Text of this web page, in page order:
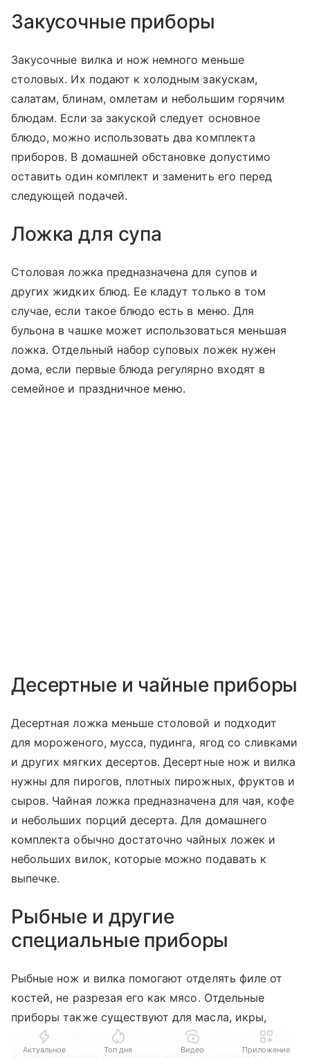
Закусочные приборы
Закусочные вилка и нож немного меньше
столовых. Их подают к холодным закускам,
салатам, блинам, омлетам и небольшим горячим
блюдам. Если за закуской следует основное
блюдо, можно использовать два комплекта
приборов. В домашней обстановке допустимо
оставить один комплект и заменить его перед
следующей подачей.
Ложка для супа
Столовая ложка предназначена для супов и
других жидких блюд. Ее кладут только в том
случае, если такое блюдо есть в меню. Для
бульона в чашке может использоваться меньшая
ложка. Отдельный набор суповых ложек нужен
дома, если первые блюда регулярно входят в
семейное и праздничное меню.
Десертные и чайные приборы
Десертная ложка меньше столовой и подходит
для мороженого, мусса, пудинга, ягод со сливками
и других мягких десертов. Десертные нож и вилка
нужны для пирогов, плотных пирожных, фруктов и
сыров. Чайная ложка предназначена для чая, кофе
и небольших порций десерта. Для домашнего
комплекта обычно достаточно чайных ложек и
небольших вилок, которые можно подавать к
выпечке.
Рыбные и другие
специальные приборы
Рыбные нож и вилка помогают отделять филе от
костей, не разрезая его как мясо. Отдельные
приборы также существуют для масла, икры,
устриц, улиток и других продуктов. Они не входят
Актуальное Топ дня Видео Приложение